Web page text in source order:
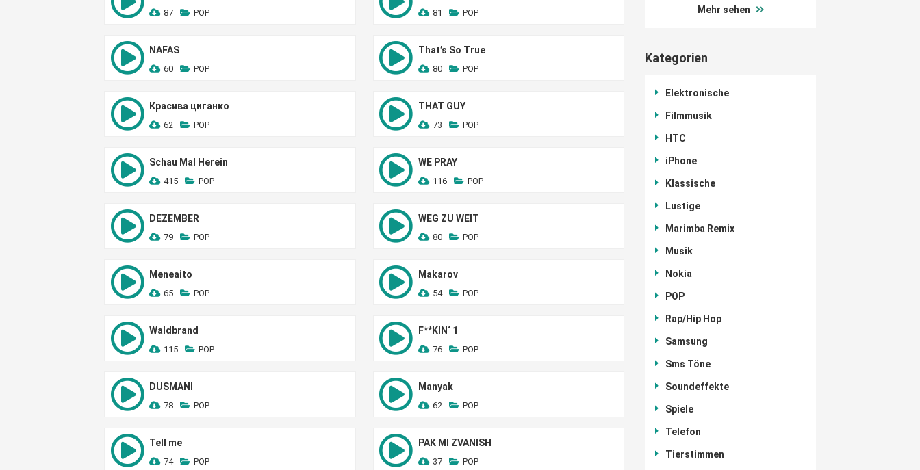
87 POP 81 POP
NAFAS
60 POP
That’s So True
80 POP
Красива циганко
62 POP
THAT GUY
73 POP
Schau Mal Herein
415 POP
WE PRAY
116 POP
DEZEMBER
79 POP
WEG ZU WEIT
80 POP
Meneaito
65 POP
Makarov
54 POP
Waldbrand
115 POP
F**KIN‘ 1
76 POP
DUSMANI
78 POP
Manyak
62 POP
Tell me
74 POP
PAK MI ZVANISH
37 POP
Mehr sehen
Kategorien
Elektronische
Filmmusik
HTC
iPhone
Klassische
Lustige
Marimba Remix
Musik
Nokia
POP
Rap/Hip Hop
Samsung
Sms Töne
Soundeffekte
Spiele
Telefon
Tierstimmen